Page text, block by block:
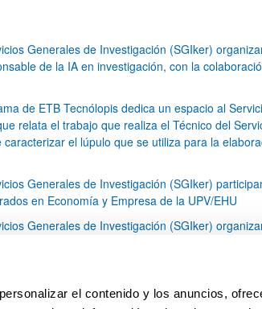
el contenido y los anuncios,
Generales de Investigación (SGIker)
de la IA en investigación, con la
de ETB Tecnólopis dedica un espacio al
relata el trabajo que realiza el Técnico del
el lúpulo que se utiliza para la
Generales de Investigación (SGIker)
en Economía y Empresa de la UPV/EHU
Generales de Investigación (SGIker)
de dos variedades de lúpulo silvestre